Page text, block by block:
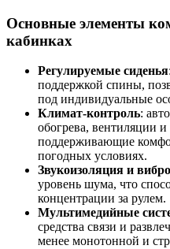
Основные элементы
кабинках
Регулируемые сиденья
поддержкой спины,
под индивидуальные
Климат-контроль:
обогрева, вентиляции
поддерживающие
погодных условиях.
Звукоизоляция и
уровень шума, что
концентрации за рулем.
Мультимедийные
средства связи и
менее монотонной и